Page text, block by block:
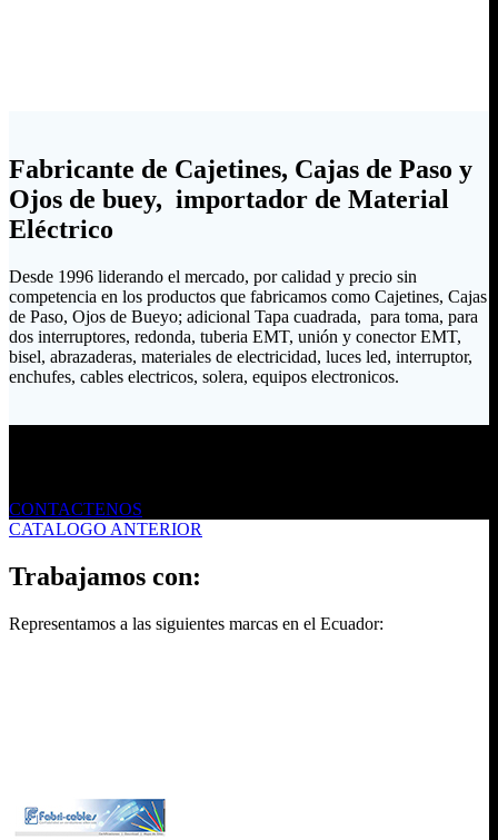
Fabricante de Cajetines, Cajas de Paso y
Ojos de buey, importador de Material
Eléctrico
Desde 1996 liderando el mercado, por calidad y precio sin
competencia en los productos que fabricamos como Cajetines, Cajas
de Paso, Ojos de Bueyo; adicional Tapa cuadrada, para toma, para
dos interruptores, redonda, tuberia EMT, unión y conector EMT,
bisel, abrazaderas, materiales de electricidad, luces led, interruptor,
enchufes, cables electricos, solera, equipos electronicos.
CONTACTENOS
CATALOGO ANTERIOR
Trabajamos con:
Representamos a las siguientes marcas en el Ecuador: